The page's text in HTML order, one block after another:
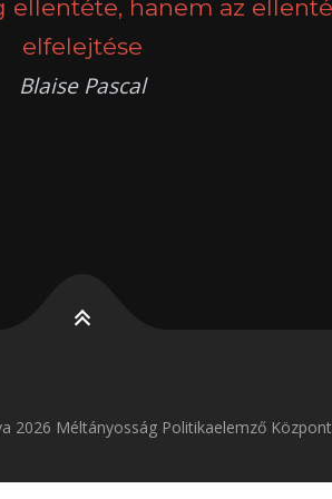
ellentéte, hanem az
elfelejtése
Blaise Pascal
2026 Méltányosság Politikaelemző Központ